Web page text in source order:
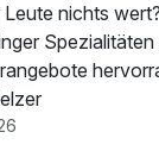
war gut, Personal sehr
Lage das